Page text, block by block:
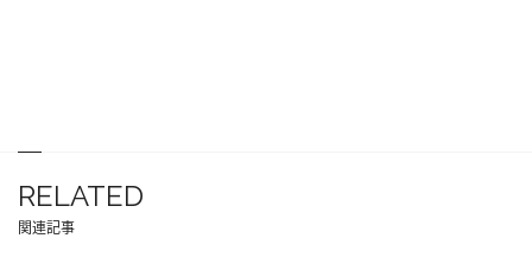
RELATED
関連記事